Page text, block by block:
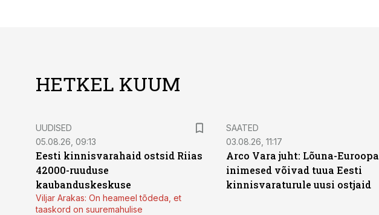
HETKEL KUUM
UUDISED
05.08.26, 09:13
Eesti kinnisvarahaid ostsid Riias
42000-ruuduse
kaubanduskeskuse
Viljar Arakas: On heameel tõdeda, et
taaskord on suuremahulise
SAATED
03.08.26, 11:17
Arco Vara juht: Lõuna-Euroopa
inimesed võivad tuua Eesti
kinnisvaraturule uusi ostjaid